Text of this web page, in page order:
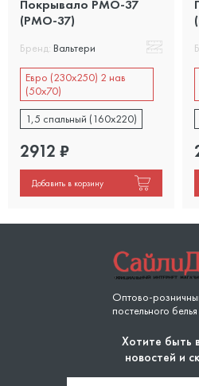
Покрывало PMO-37
(PMO-37)
Бренд: Вальтери
Евро (230х250) 2 нав
(50х70)
1,5 спальный (160x220)
2912 ₽
Добавить в корзину
Оптово-
постельного
Хотите быть
новостей и